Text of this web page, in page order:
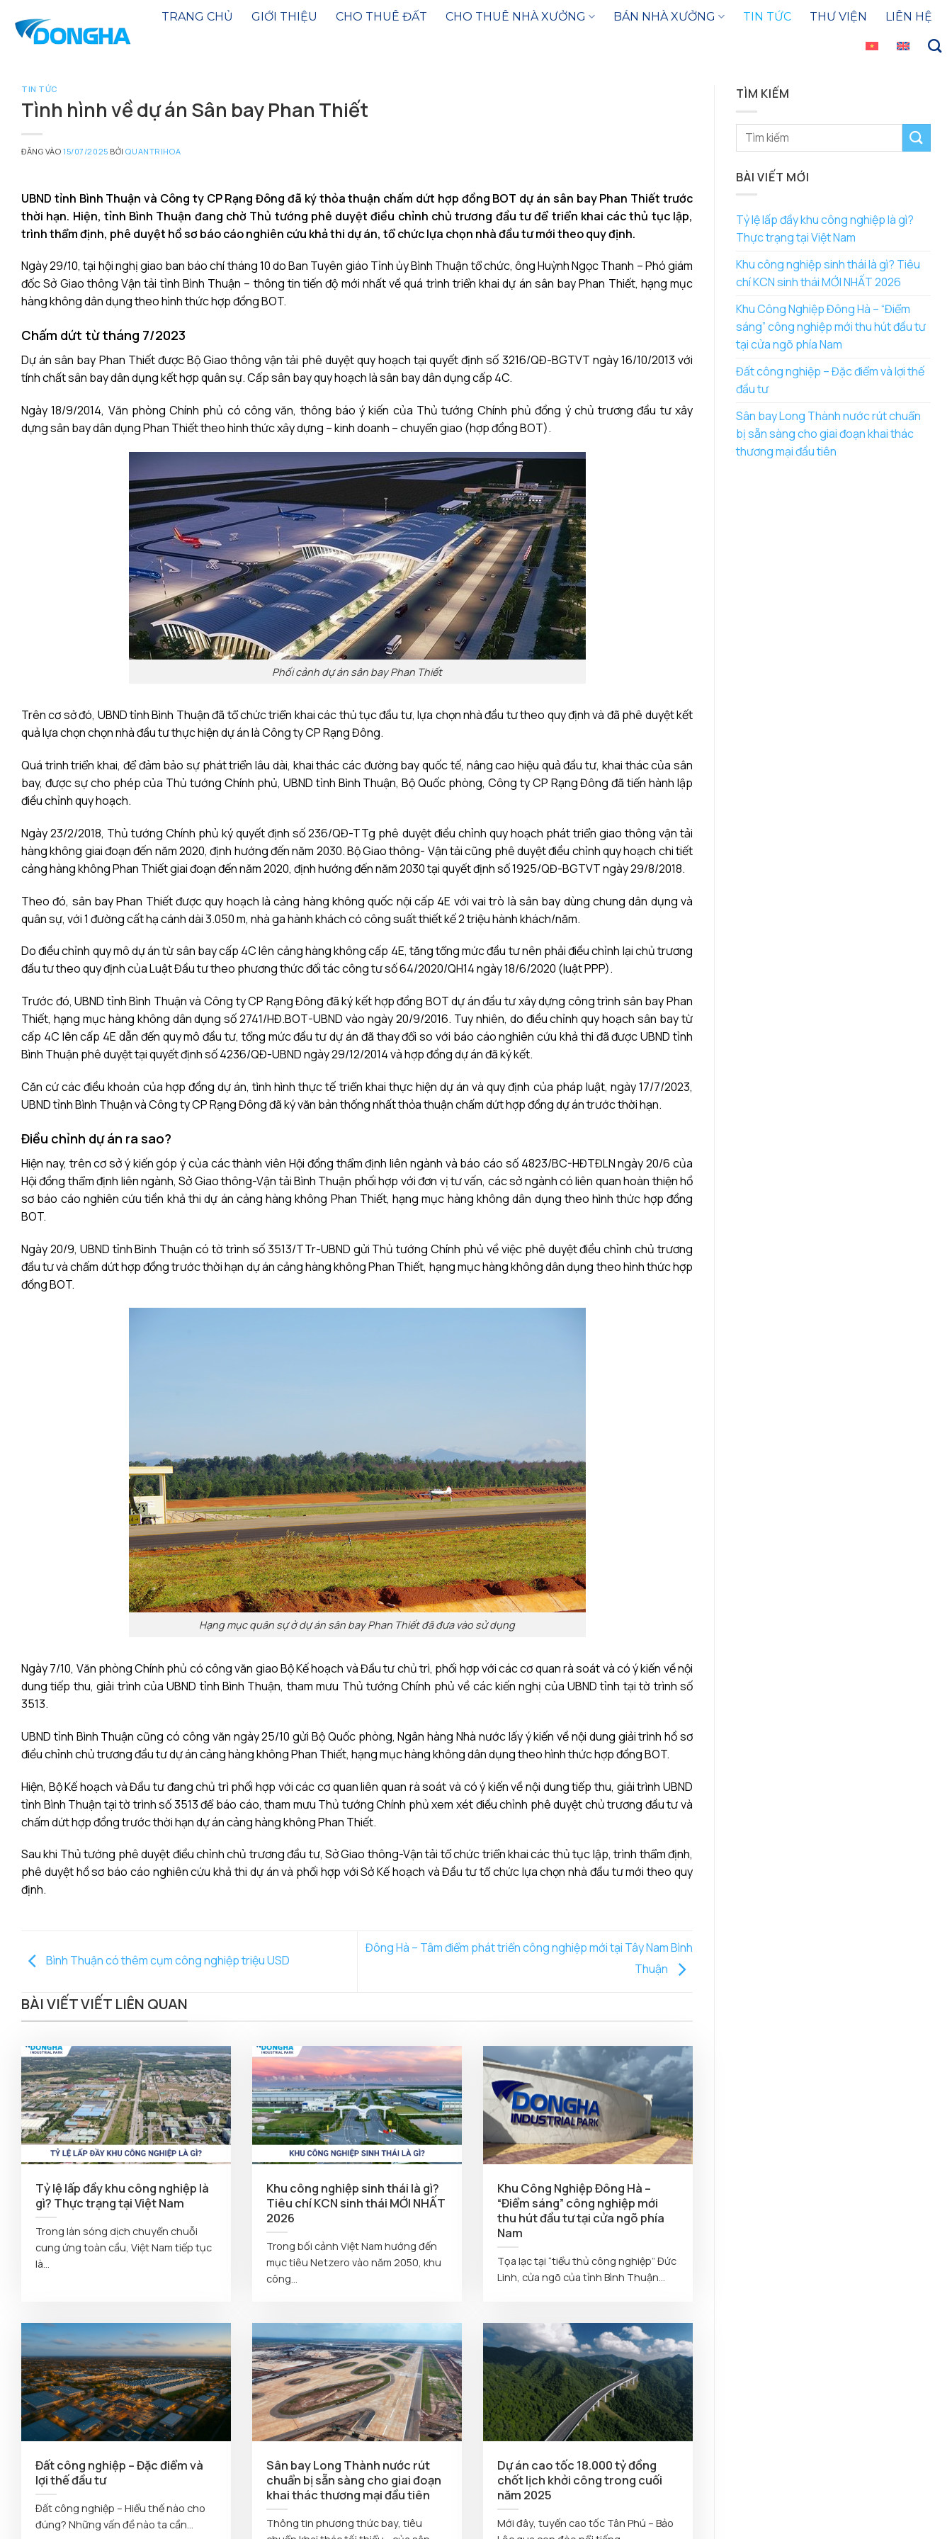
qua
TRANG CHỦ GIỚI THIỆU CHO THUÊ ĐẤT CHO THUÊ NHÀ XƯỞNG BÁN NHÀ XƯỞNG TIN TỨC THƯ VIỆN LIÊN HỆ
TIN TỨC
Tình hình về dự án Sân bay Phan Thiết
ĐĂNG VÀO15/07/2025 BỞIQUANTRIHOA
UBND tỉnh Bình Thuận và Công ty CP Rạng Đông đã ký thỏa thuận chấm dứt hợp đồng BOT dự án sân bay Phan Thiết trước
thời hạn. Hiện, tỉnh Bình Thuận đang chờ Thủ tướng phê duyệt điều chỉnh chủ trương đầu tư để triển khai các thủ tục lập,
trình thẩm định, phê duyệt hồ sơ báo cáo nghiên cứu khả thi dự án, tổ chức lựa chọn nhà đầu tư mới theo quy định.
Ngày 29/10, tại hội nghị giao ban báo chí tháng 10 do Ban Tuyên giáo Tỉnh ủy Bình Thuận tổ chức, ông Huỳnh Ngọc Thanh – Phó giám
đốc Sở Giao thông Vận tải tỉnh Bình Thuận – thông tintiến độ mới nhấtvề quá trình triển khai dự án sân bay Phan Thiết, hạng mục
hàng không dân dụng theo hình thức hợp đồng BOT.
Chấm dứt từ tháng 7/2023
Dự án sân bay Phan Thiết được Bộ Giao thông vận tải phê duyệt quy hoạch tại quyết định số 3216/QĐ-BGTVT ngày 16/10/2013 với
tính chất sân bay dân dụng kết hợp quân sự. Cấp sân bay quy hoạch là sân bay dân dụng cấp 4C.
Ngày 18/9/2014, Văn phòng Chính phủ có công văn, thông báo ý kiến của Thủ tướng Chính phủ đồng ý chủ trương đầu tư xây
dựngsân bay dân dụng Phan Thiết theo hình thức xây dựng – kinh doanh – chuyển giao (hợp đồng BOT).
Phối cảnh dự án sân bay Phan Thiết
Trên cơ sở đó, UBND tỉnh Bình Thuậnđã tổ chức triển khai các thủ tục đầu tư, lựa chọn nhà đầu tư theo quy định và đã phê duyệt kết
quả lựa chọn chọn nhà đầu tư thực hiện dự án là Công ty CP Rạng Đông.
Quá trình triển khai, để đảm bảo sự phát triển lâu dài, khai thác các đường bay quốc tế, nâng cao hiệu quả đầu tư, khai thác của sân
bay, được sự cho phép của Thủ tướng Chính phủ, UBND tỉnh Bình Thuận, Bộ Quốc phòng, Công ty CP Rạng Đông đã tiến hành lập
điều chỉnh quy hoạch.
Ngày 23/2/2018, Thủ tướng Chính phủ ký quyết định số 236/QĐ-TTg phê duyệt điều chỉnh quy hoạch phát triển giao thông vận tải
hàng không giai đoạn đến năm 2020, định hướng đến năm 2030. Bộ Giao thông- Vận tải cũng phê duyệt điều chỉnh quy hoạch chi tiết
cảng hàng không Phan Thiết giai đoạn đến năm 2020, định hướng đến năm 2030 tại quyết định số 1925/QĐ-BGTVT ngày 29/8/2018.
Theo đó, sân bay Phan Thiết được quy hoạch là cảng hàng không quốc nội cấp 4E với vai trò là sân bay dùng chung dân dụng và
quân sự, với 1 đường cất hạ cánh dài 3.050 m, nhà ga hành khách có công suất thiết kế 2 triệu hành khách/năm.
Do điều chỉnh quy mô dự án từ sân bay cấp 4C lên cảng hàng không cấp 4E, tăng tổng mức đầu tư nên phải điều chỉnh lại chủ trương
đầu tư theo quy định của Luật Đầu tư theo phương thức đối tác công tư số 64/2020/QH14 ngày 18/6/2020 (luật PPP).
Trước đó, UBND tỉnh Bình Thuận và Công ty CP Rạng Đông đã ký kết hợp đồng BOT dự án đầu tư xây dựng công trình sân bay Phan
Thiết, hạng mục hàng không dân dụng số 2741/HĐ.BOT-UBND vào ngày 20/9/2016. Tuy nhiên, do điều chỉnh quy hoạch sân bay từ
cấp 4C lên cấp 4E dẫn đến quy mô đầu tư, tổng mức đầu tư dự án đã thay đổi so với báo cáo nghiên cứu khả thi đã được UBND tỉnh
Bình Thuận phê duyệt tại quyết định số 4236/QĐ-UBND ngày 29/12/2014 và hợp đồng dự án đã ký kết.
Căn cứ các điều khoản của hợp đồng dự án, tình hình thực tế triển khai thực hiện dự án và quy định của pháp luật, ngày 17/7/2023,
UBND tỉnh Bình Thuận vàCông ty CP Rạng Đôngđã ký văn bản thống nhất thỏa thuận chấm dứt hợp đồng dự án trước thời hạn.
Điều chỉnh dự án ra sao?
Hiện nay, trên cơ sở ý kiến góp ý của các thành viên Hội đồng thẩm định liên ngành và báo cáo số 4823/BC-HĐTĐLN ngày 20/6 của
Hội đồng thẩm định liên ngành, Sở Giao thông-Vận tải Bình Thuận phối hợp với đơn vị tư vấn, các sở ngành có liên quan hoàn thiện hồ
sơ báo cáo nghiên cứu tiền khả thi dự án cảng hàng không Phan Thiết, hạng mục hàng không dân dụng theo hình thức hợp đồng
BOT.
Ngày 20/9, UBND tỉnh Bình Thuận có tờ trình số 3513/TTr-UBND gửi Thủ tướng Chính phủ về việc phê duyệt điều chỉnh chủ trương
đầu tư và chấm dứt hợp đồng trước thời hạn dự án cảng hàng không Phan Thiết, hạng mục hàng không dân dụng theo hình thức hợp
đồng BOT.
Hạng mục quân sự ở dự án sân bay Phan Thiết đã đưa vào sử dụng
Ngày 7/10, Văn phòng Chính phủ có công văn giao Bộ Kế hoạch và Đầu tư chủ trì, phối hợp với các cơ quan rà soát và có ý kiến về nội
dung tiếp thu, giải trình của UBND tỉnh Bình Thuận, tham mưu Thủ tướng Chính phủ về các kiến nghị của UBND tỉnh tại tờ trình số
3513.
UBND tỉnh Bình Thuận cũng có công văn ngày 25/10 gửi Bộ Quốc phòng,Ngân hàng Nhà nước lấy ý kiến về nội dung giải trình hồ sơ
điều chỉnh chủ trương đầu tư dự án cảng hàng không Phan Thiết, hạng mục hàng không dân dụng theo hình thức hợp đồng BOT.
Hiện, Bộ Kế hoạch và Đầu tư đang chủ trì phối hợp với các cơ quan liên quan rà soát và có ý kiến về nội dung tiếp thu, giải trình UBND
tỉnh Bình Thuận tại tờ trình số 3513 để báo cáo, tham mưu Thủ tướng Chính phủ xem xét điều chỉnh phê duyệt chủ trương đầu tư và
chấm dứt hợp đồng trước thời hạn dự án cảng hàng không Phan Thiết.
Sau khi Thủ tướng phê duyệt điều chỉnh chủ trương đầu tư, Sở Giao thông-Vận tải tổ chức triển khai các thủ tục lập, trình thẩm định,
phê duyệt hồ sơ báo cáo nghiên cứukhả thi dự ánvà phối hợp với Sở Kế hoạch và Đầu tư tổ chức lựa chọn nhà đầu tư mới theo quy
định.
Bình Thuận có thêm cụm công nghiệp triệu USD
Đông Hà – Tâm điểm phát triển công nghiệp mới tại Tây Nam Bình
Thuận
BÀI VIẾT VIẾT LIÊN QUAN
Tỷ lệ lấp đầy khu công nghiệp là
gì? Thực trạng tại Việt Nam
Trong làn sóng dịch chuyển chuỗi
cung ứng toàn cầu, Việt Nam tiếp tục
là...
Khu công nghiệp sinh thái là gì?
Tiêu chí KCN sinh thái MỚI NHẤT
2026
Trong bối cảnh Việt Nam hướng đến
mục tiêu Netzero vào năm 2050, khu
công...
Khu Công Nghiệp Đông Hà –
“Điểm sáng” công nghiệp mới
thu hút đầu tư tại cửa ngõ phía
Nam
Tọa lạc tại “tiểu thủ công nghiệp” Đức
Linh, cửa ngõ của tỉnh Bình Thuận...
Đất công nghiệp – Đặc điểm và
lợi thế đầu tư
Đất công nghiệp – Hiểu thế nào cho
đúng? Những vấn đề nào ta cần...
Sân bay Long Thành nước rút
chuẩn bị sẵn sàng cho giai đoạn
khai thác thương mại đầu tiên
Thông tin phương thức bay, tiêu
Dự án cao tốc 18.000 tỷ đồng
chốt lịch khởi công trong cuối
năm 2025
Mới đây, tuyến cao tốc Tân Phú – Bảo
TÌM KIẾM
BÀI VIẾT MỚI
Tỷ lệ lấp đầy khu công nghiệp là gì?
Thực trạng tại Việt Nam
Khu công nghiệp sinh thái là gì? Tiêu
chí KCN sinh thái MỚI NHẤT 2026
Khu Công Nghiệp Đông Hà – “Điểm
sáng” công nghiệp mới thu hút đầu tư
tại cửa ngõ phía Nam
Đất công nghiệp – Đặc điểm và lợi thế
đầu tư
Sân bay Long Thành nước rút chuẩn
bị sẵn sàng cho giai đoạn khai thác
thương mại đầu tiên